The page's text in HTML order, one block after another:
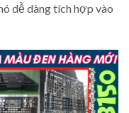
dễ dàng tích hợp vào